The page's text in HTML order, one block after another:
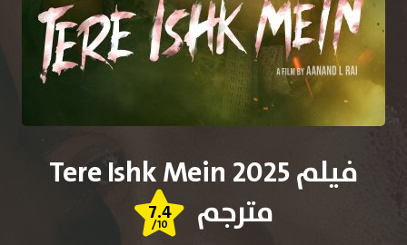
فيلم Tere Ishk Mein 2025
مترجم
7.4
/10